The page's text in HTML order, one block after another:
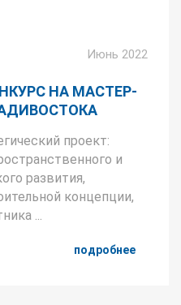
Июнь 2022
НА МАСТЕР-
проект:
и
развития,
концепции,
...
подробнее